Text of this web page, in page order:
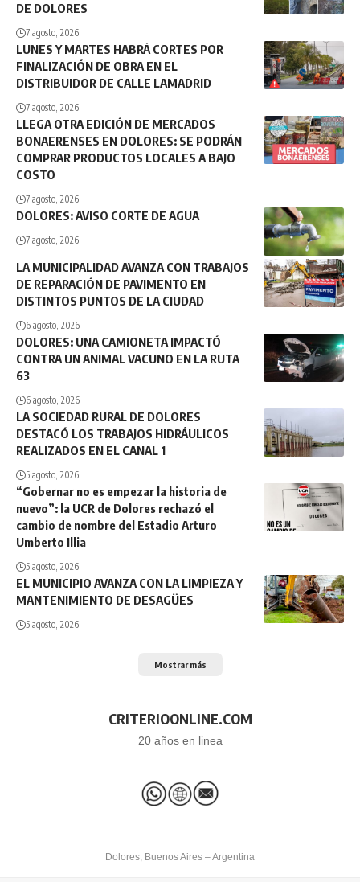
DE DOLORES
7 agosto, 2026
LUNES Y MARTES HABRÁ CORTES POR
FINALIZACIÓN DE OBRA EN EL
DISTRIBUIDOR DE CALLE LAMADRID
7 agosto, 2026
LLEGA OTRA EDICIÓN DE MERCADOS
BONAERENSES EN DOLORES: SE PODRÁN
COMPRAR PRODUCTOS LOCALES A BAJO
COSTO
7 agosto, 2026
DOLORES: AVISO CORTE DE AGUA
7 agosto, 2026
LA MUNICIPALIDAD AVANZA CON TRABAJOS
DE REPARACIÓN DE PAVIMENTO EN
DISTINTOS PUNTOS DE LA CIUDAD
6 agosto, 2026
DOLORES: UNA CAMIONETA IMPACTÓ
CONTRA UN ANIMAL VACUNO EN LA RUTA
63
6 agosto, 2026
LA SOCIEDAD RURAL DE DOLORES
DESTACÓ LOS TRABAJOS HIDRÁULICOS
REALIZADOS EN EL CANAL 1
5 agosto, 2026
“Gobernar no es empezar la historia de
nuevo”: la UCR de Dolores rechazó el
cambio de nombre del Estadio Arturo
Umberto Illia
5 agosto, 2026
EL MUNICIPIO AVANZA CON LA LIMPIEZA Y
MANTENIMIENTO DE DESAGÜES
5 agosto, 2026
Mostrar más
CRITERIOONLINE.COM
20 años en linea
Dolores, Buenos Aires – Argentina